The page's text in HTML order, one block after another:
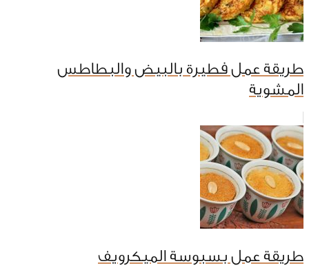
طريقة عمل فطيرة بالبيض والبطاطس
المشوية
طريقة عمل بسبوسة الميكرويف